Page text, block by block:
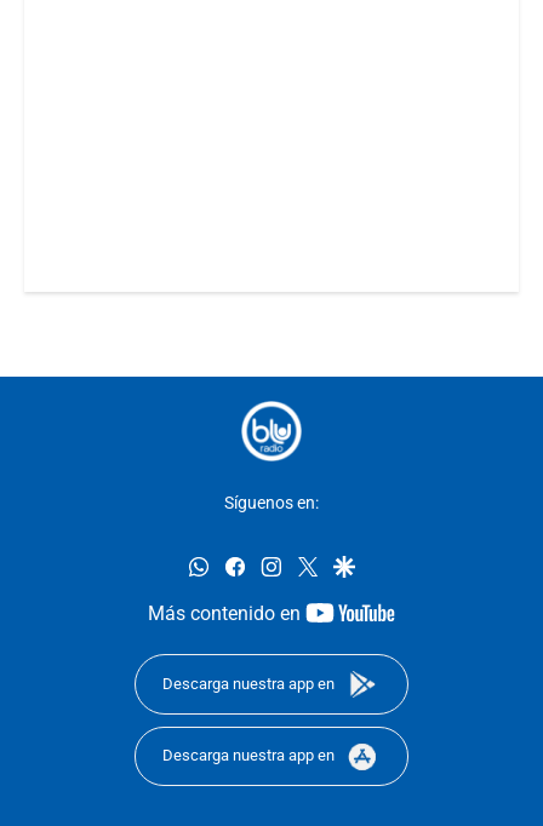
Síguenos en:
whatsappfacebookinstagram
twittergoogle
Más contenido en
youtube-
Descarga nuestra app en
Descarga nuestra app en